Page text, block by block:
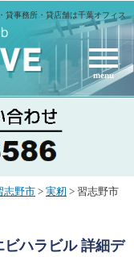
貸事務所・貸店舗は千葉オフィス
menu
志野市 > 実籾 > 習志野市
ビハラビル詳細デ